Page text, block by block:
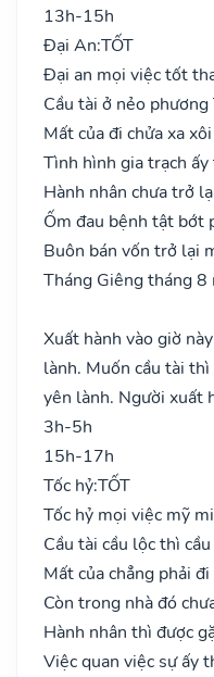
13h-15h
Đại An:TỐT
Đại an mọi việc tốt
Cầu tài ở nẻo phương
Mất của đi chửa xa xôi
Tình hình gia trạch
Hành nhân chưa trở
Ốm đau bệnh tật bớt
Buôn bán vốn trở lại
Tháng Giêng tháng 8
Xuất hành vào giờ
lành. Muốn cầu tài
yên lành. Người xuất
3h-5h
15h-17h
Tốc hỷ:TỐT
Tốc hỷ mọi việc mỹ
Cầu tài cầu lộc thì
Mất của chẳng phải
Còn trong nhà đó
Hành nhân thì được
Việc quan việc sự ấy